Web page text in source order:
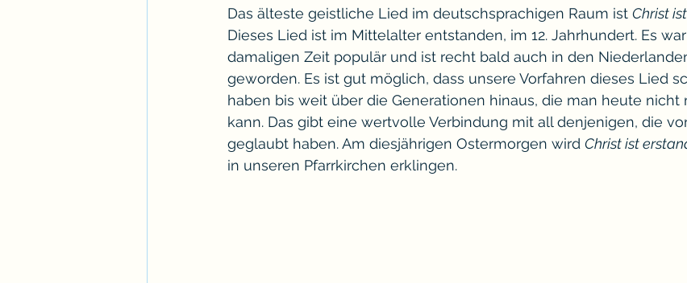
Das älteste geistliche Lied im deutschsprachigen Raum ist Christ
Dieses Lied ist im Mittelalter entstanden, im 12. Jahrhundert. Es
damaligen Zeit populär und ist recht bald auch in den
geworden. Es ist gut möglich, dass unsere Vorfahren dieses Lied
haben bis weit über die Generationen hinaus, die man heute nicht
kann. Das gibt eine wertvolle Verbindung mit all denjenigen, die
geglaubt haben. Am diesjährigen Ostermorgen wird Christ ist
in unseren Pfarrkirchen erklingen.